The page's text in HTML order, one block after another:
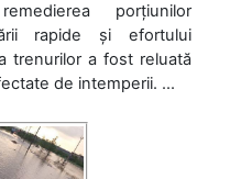
porțiunilor
rapide și efortului
trenurilor a fost reluată
de intemperii. ...